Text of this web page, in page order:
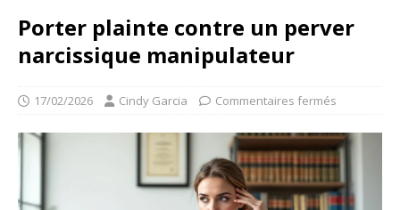
Porter plainte contre un perver
narcissique manipulateur
17/02/2026 Cindy Garcia Commentaires fermés